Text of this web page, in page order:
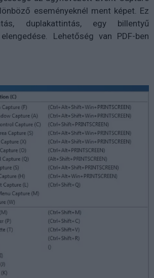
eseményeknél ment képet. Ez
duplakattintás, egy billentyű
Lehetőség van PDF-ben